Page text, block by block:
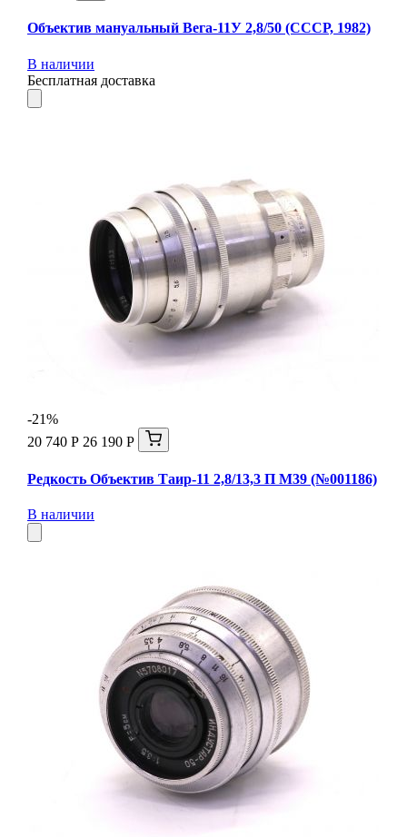
Объектив мануальный Вега-11У 2,8/50 (СССР, 1982)
В наличии
Бесплатная доставка
-21%
20 740 Р 26 190 Р
Редкость Объектив Таир-11 2,8/13,3 П М39 (№001186)
В наличии